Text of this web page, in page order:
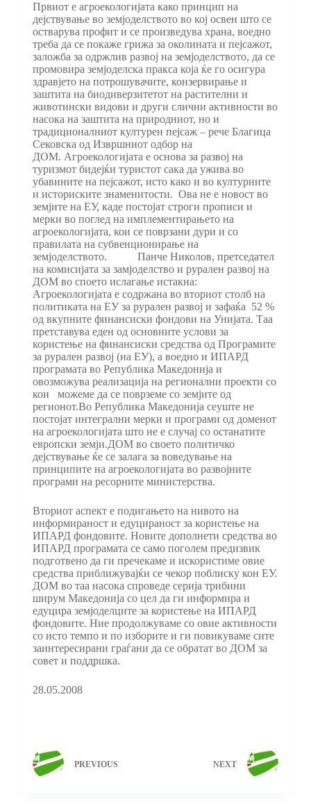
Првиот е агроекологијата како принцип на
дејствување во земјоделството во кој освен што се
остварува профит и се произведува храна, воедно
треба да се покаже грижа за околината и пејсажот,
заложба за одржлив развој на земјоделството, да се
промовира земјоделска пракса која ќе го осигура
здравјето на потрошувачите, конзервирање и
заштита на биодиверзитетот на растителни и
животински видови и други слични активности во
насока на заштита на природниот, но и
традиционалниот културен пејсаж – рече Благица
Сековска од Извршниот одбор на
ДОМ. Агроекологијата е основа за развој на
туризмот бидејќи туристот сака да ужива во
убавините на пејсажот, исто како и во културните
и историските знаменитости. Ова не е новост во
земјите на ЕУ, каде постојат строги прописи и
мерки во поглед на имплементирањето на
агроекологијата, кои се поврзани дури и со
правилата на субвенционирање на
земјоделството. Панче Николов, претседател
на комисијата за замјоделство и рурален развој на
ДОМ во споето ислагање истакна:
Агроекологијата е содржана во вториот столб на
политиката на ЕУ за рурален развој и зафаќа 52 %
од вкупните финансиски фондови на Унијата. Таа
претставува еден од основните услови за
користење на финансиски средства од Програмите
за рурален развој (на ЕУ), а воедно и ИПАРД
програмата во Република Македонија и
овозможува реализација на регионални проекти со
кои можеме да се поврземе со земјите од
регионот.Во Република Македонија сеуште не
постојат интегрални мерки и програми од доменот
на агроекологијата што не е случај со останатите
европски земји.ДОМ во своето политичко
дејствување ќе се залага за воведување на
принципите на агроекологијата во развојните
програми на ресорните министерства.
Вториот аспект е подигањето на нивото на
информираност и едуцираност за користење на
ИПАРД фондовите. Новите дополнети средства во
ИПАРД програмата се само поголем предизвик
подготвено да ги пречекаме и искористиме овие
средства приближувајќи се чекор поблиску кон ЕУ.
ДОМ во таа насока спроведе серија трибини
ширум Македонија со цел да ги информира и
едуцира земјоделците за користење на ИПАРД
фондовите. Ние продолжуваме со овие активности
со исто темпо и по изборите и ги повикуваме сите
заинтересирани граѓани да се обратат во ДОМ за
совет и поддршка.
28.05.2008
PREVIOUS NEXT